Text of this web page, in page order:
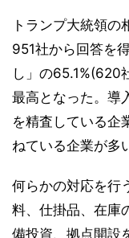
トランプ大統領の
951社から回答を
し」の65.1%(620
最高となった。導
を精査している企
ねている企業が多
何らかの対応を行
料、仕掛品、在庫
備投資、拠点開設